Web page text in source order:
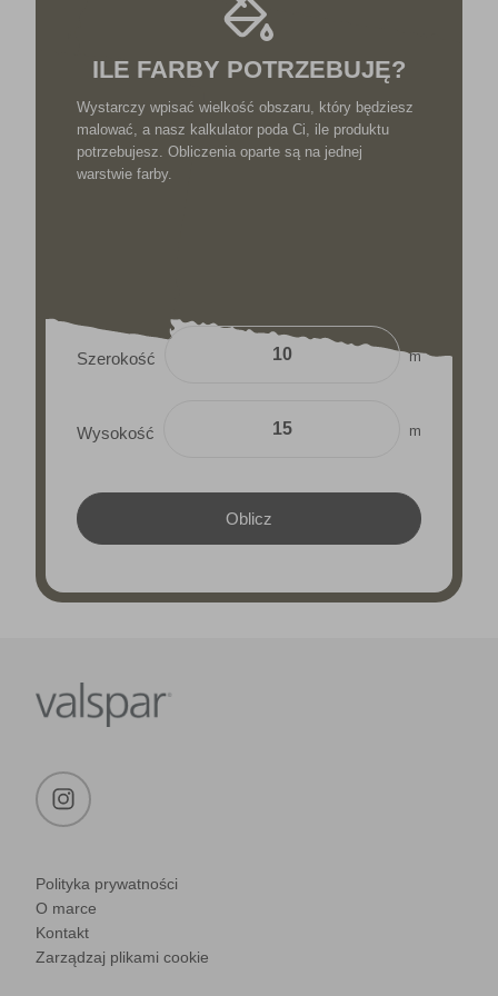
ILE FARBY POTRZEBUJĘ?
Wystarczy wpisać wielkość obszaru, który będziesz
malować, a nasz kalkulator poda Ci, ile produktu
potrzebujesz. Obliczenia oparte są na jednej
warstwie farby.
Szerokość m
Wysokość m
Polityka prywatności
O marce
Kontakt
Zarządzaj plikami cookie